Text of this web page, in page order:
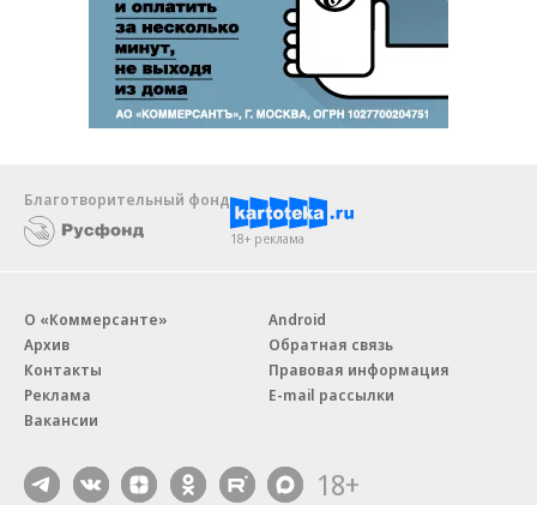
Благотворительный фонд
18+ реклама
О «Коммерсанте»
Архив
Контакты
Реклама
Вакансии
Android
Обратная связь
Правовая информация
E-mail рассылки
18+